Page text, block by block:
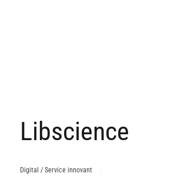
Libscience
Digital / Service innovant